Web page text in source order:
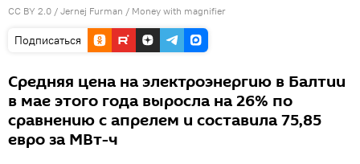
CC BY 2.0 / Jernej Furman / Money with magnifier
Подписаться
Средняя цена на электроэнергию в Балтии
в мае этого года выросла на 26% по
сравнению с апрелем и составила 75,85
евро за МВт-ч